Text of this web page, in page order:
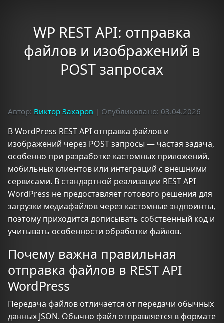
WP REST API: отправка
файлов и изображений в
POST запросах
Автор: Виктор Захаров | Опубликовано: 03.04.2026
В WordPress REST API отправка файлов и
изображений через POST запросы — частая задача,
особенно при разработке кастомных приложений,
мобильных клиентов или интеграций с внешними
сервисами. В стандартной реализации REST API
WordPress не предоставляет готового решения для
загрузки медиафайлов через кастомные эндпоинты,
поэтому приходится дописывать собственный код и
учитывать особенности обработки файлов.
Почему важна правильная
отправка файлов в REST API
WordPress
Передача файлов отличается от передачи обычных
данных JSON. Обычно файл отправляется в формате